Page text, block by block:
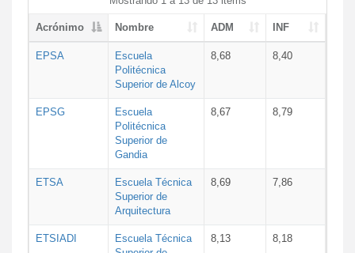
Acrónimo Nombre ADM INF
EPSA
Escuela
Politécnica
Superior de Alcoy
8,68 8,40
EPSG
Escuela
Politécnica
Superior de
Gandia
8,67 8,79
ETSA
Escuela Técnica
Superior de
Arquitectura
8,69 7,86
ETSIADI
Escuela Técnica
8,13 8,18